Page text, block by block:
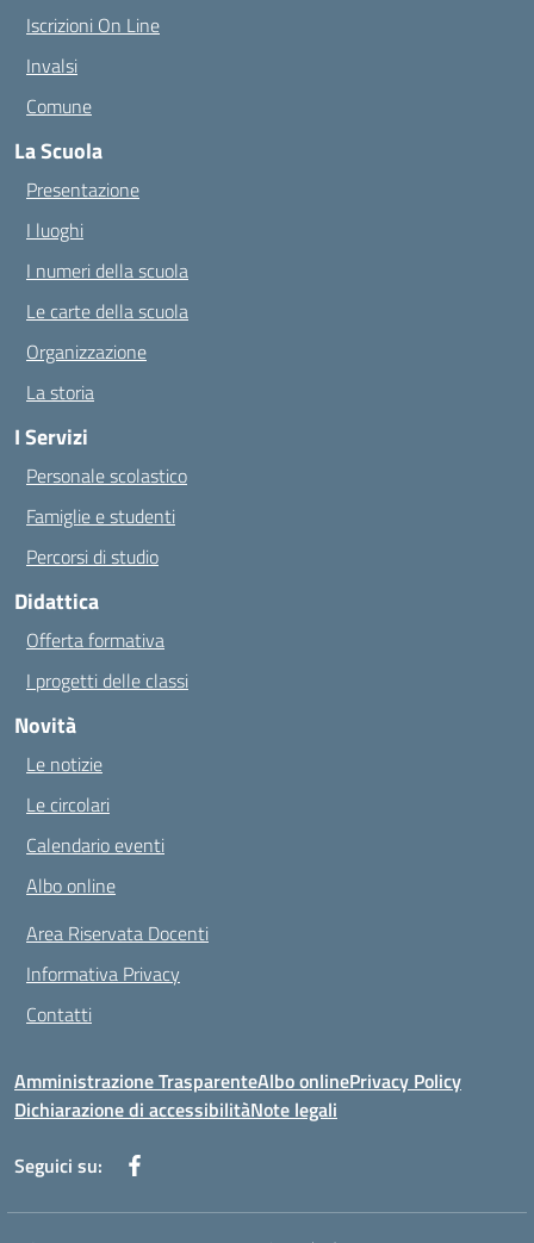
Iscrizioni On Line
Invalsi
Comune
La Scuola
Presentazione
I luoghi
I numeri della scuola
Le carte della scuola
Organizzazione
La storia
I Servizi
Personale scolastico
Famiglie e studenti
Percorsi di studio
Didattica
Offerta formativa
I progetti delle classi
Novità
Le notizie
Le circolari
Calendario eventi
Albo online
Area Riservata Docenti
Informativa Privacy
Contatti
Amministrazione TrasparenteAlbo onlinePrivacy Policy
Dichiarazione di accessibilitàNote legali
Seguici su: